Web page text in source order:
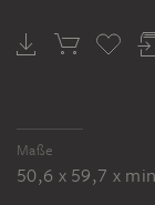
Maße
50,6 x 59,7 x